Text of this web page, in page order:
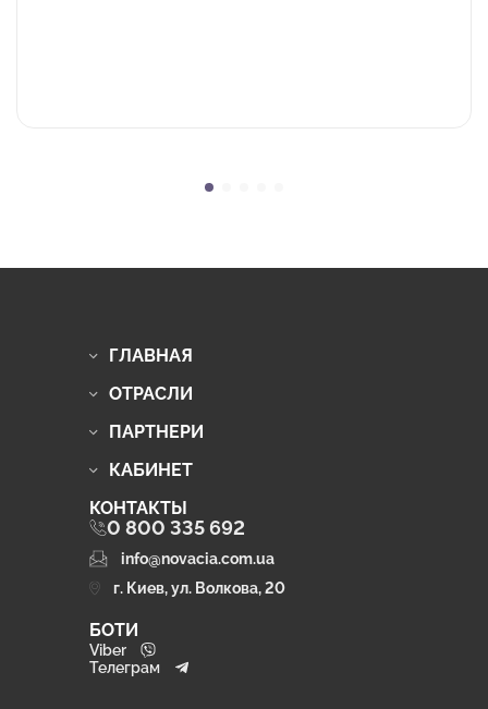
ГЛАВНАЯ
ОТРАСЛИ
ПАРТНЕРИ
КАБИНЕТ
КОНТАКТЫ
0 800 335 692
info@novacia.com.ua
г. Киев, ул. Волкова, 20
БОТИ
Viber
Телеграм